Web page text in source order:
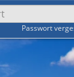
Passwort